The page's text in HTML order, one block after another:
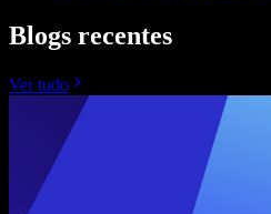
Blogs recentes
Ver tudo